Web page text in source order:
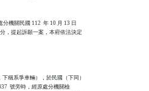
機關民國 112  年 10 月 13 日
，提起訴願一案，本府依法決定
稱系爭車輛），於民國（下同）
號旁時，經原處分機關檢